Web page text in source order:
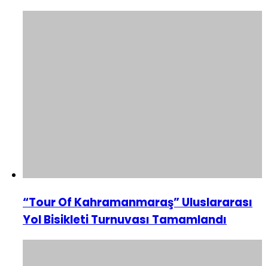
“Tour Of Kahramanmaraş” Uluslararası
Yol Bisikleti Turnuvası Tamamlandı